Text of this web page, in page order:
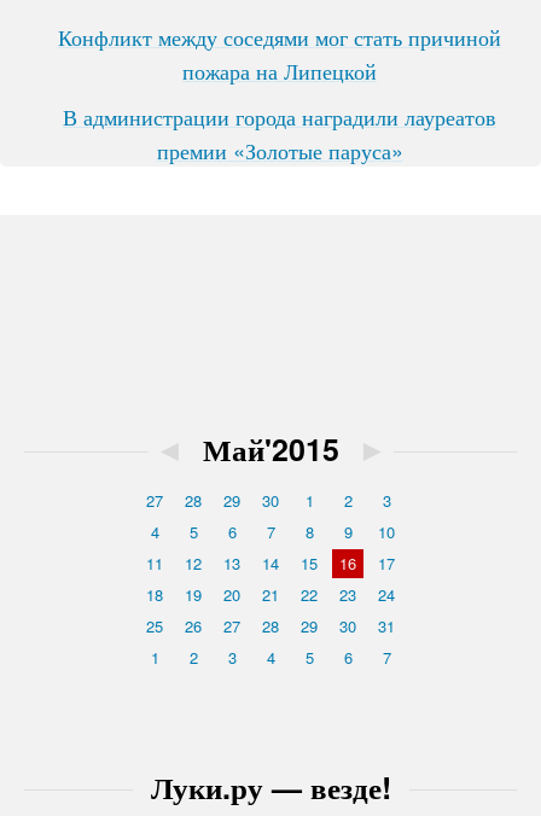
Конфликт между соседями мог стать причиной
пожара на Липецкой
В администрации города наградили лауреатов
премии «Золотые паруса»
Луки.ру — везде!
◄ Май'2015 ►
27 28 29 30 1 2
3
4
5 6 7 8 9
10
11
12 13 14 15 16
17
18
19 20 21 22 23
24
25
26 27 28 29 30
31
1
2 3 4 5 6 7